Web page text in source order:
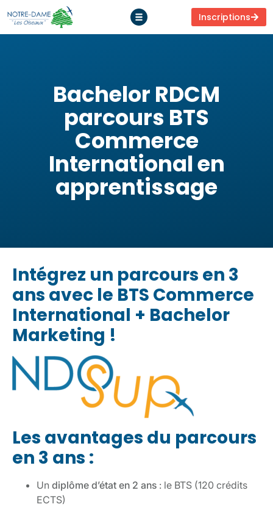
Inscriptions
Bachelor RDCM
parcours BTS
Commerce
International en
apprentissage
Intégrez un parcours en 3
ans avec le BTS Commerce
International + Bachelor
Marketing !
Les avantages du parcours
en 3 ans :
Un diplôme d’état en 2 ans : le BTS (120 crédits
ECTS)